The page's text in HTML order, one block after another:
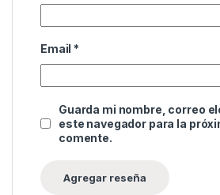
Email *
Guarda mi nombre, correo
este navegador para la
comente.